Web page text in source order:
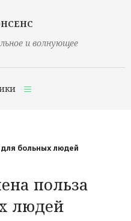
и волнующее
больных людей
польза
людей